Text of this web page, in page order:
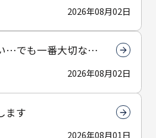
2026年08月02日
…でも一番大切なん
2026年08月02日
ます
2026年08月01日